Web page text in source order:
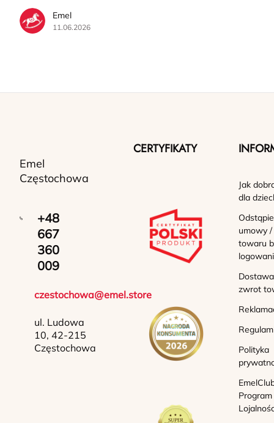
Emel
11.06.2026
Emel
Częstochowa
+48
667
360
009
czestochowa@emel.store
ul. Ludowa
10, 42-215
Częstochowa
CERTYFIKATY
Jak
dla
umowy
towaru
zwrot
Polityka
Program